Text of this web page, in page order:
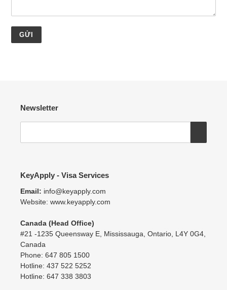
Newsletter
KeyApply - Visa Services
Email: info@keyapply.com
Website: www.keyapply.com
Canada (Head Office)
#21 -1235 Queensway E, Mississauga, Ontario, L4Y 0G4,
Canada
Phone: 647 805 1500
Hotline: 437 522 5252
Hotline: 647 338 3803